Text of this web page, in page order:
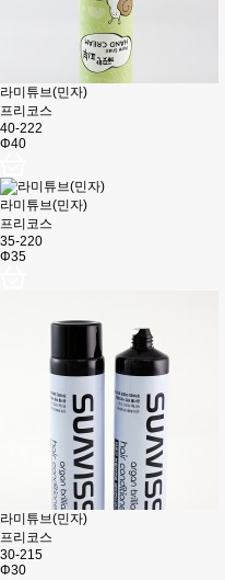
라미튜브(민자)
프리코스
40-222
Φ40
라미튜브(민자)
프리코스
35-220
Φ35
라미튜브(민자)
프리코스
30-215
Φ30